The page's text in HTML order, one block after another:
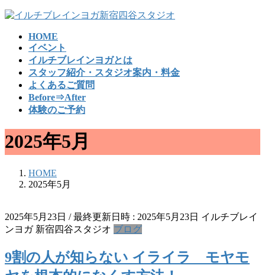
コ
ナ
HOME
イベント
イルチブレインヨガとは
スタッフ紹介・スタジオ案内・料金
よくあるご質問
Before⇒After
体験のご予約
2025年5月
HOME
2025年5月
2025年5月23日 / 最終更新日時 : 2025年5月23日 イルチブレイ
ンヨガ 新宿四谷スタジオ ブログ
9割の人が知らない イライラ モヤモ